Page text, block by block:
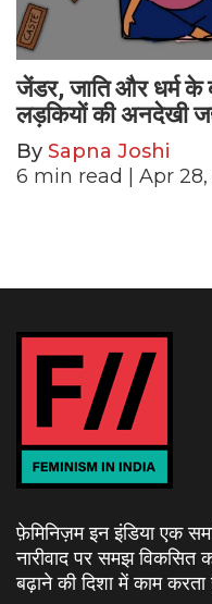
जेंडर, जाति और धर्म के
लड़कियों की अनदेखी
By Sapna Joshi
6 min read | Apr
फ़ेमिनिज़म इन इंडिया एक
नारीवाद पर समझ विकसित
बढ़ाने की दिशा में काम करता